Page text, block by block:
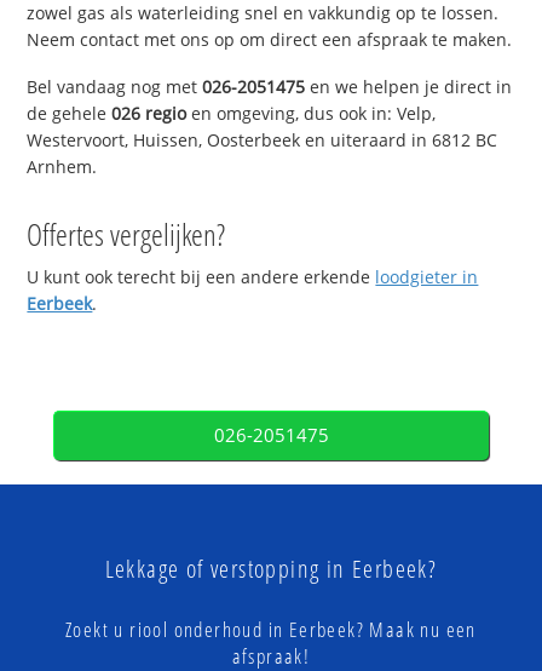
zowel gas als waterleiding snel en vakkundig op te lossen.
Neem contact met ons op om direct een afspraak te maken.
Bel vandaag nog met026-2051475 en we helpen je direct in
de gehele026 regioen omgeving, dus ook in: Velp,
Westervoort, Huissen, Oosterbeek en uiteraard in 6812 BC
Arnhem.
Offertes vergelijken?
U kunt ook terecht bij een andere erkende loodgieter in
Eerbeek.
026-2051475
Lekkage of verstopping in Eerbeek?
Zoekt u riool onderhoud in Eerbeek? Maak nu een
afspraak!